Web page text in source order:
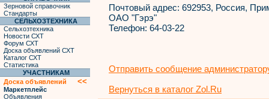
Зерновой справочник
Стандарты
СЕЛЬХОЗТЕХНИКА
Сельхозтехника
Новости СХТ
Форум СХТ
Доска объявлений СХТ
Каталог СХТ
Статистика
УЧАСТНИКАМ
Доска объявлений
<<
Маркетплейс
Объявления
Почтовый адрес: 692953, Россия,
ОАО "Гэрэ"
Телефон: 64-03-22
Отправить сообщение
Вернуться в каталог Zol.Ru